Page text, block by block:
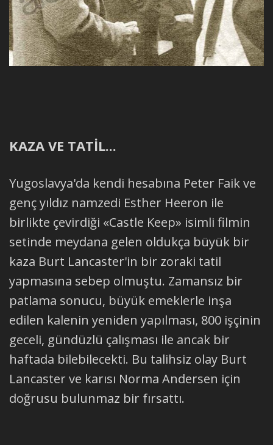
KAZA VE TATİL...
Yugoslavya'da kendi hesabına Peter Faik ve
genç yıldız namzedi Esther Heeron ile
birlikte çevirdiği «Castle Keep» isimli filmin
setinde meydana gelen oldukça büyük bir
kaza Burt Lancaster'in bir zoraki tatil
yapmasına sebep olmuştu. Zamansız bir
patlama sonucu, büyük emeklerle inşa
edilen kalenin yeniden yapılması, 800 işçinin
geceli, gündüzlü çalışması ile ancak bir
haftada bilebilecekti. Bu talihsiz olay Burt
Lancaster ve karısı Norma Andersen için
doğrusu bulunmaz bir fırsattı.